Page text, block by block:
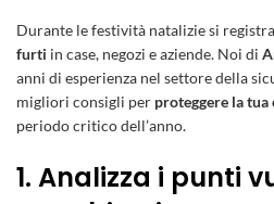
Durante le festività natalizie si
furti in case, negozi e aziende. Noi di
anni di esperienza nel settore della
migliori consigli per proteggere la tua
periodo critico dell’anno.
1. Analizza i punti